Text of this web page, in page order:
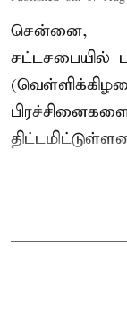
சென்னை,
சட்டசபையில்